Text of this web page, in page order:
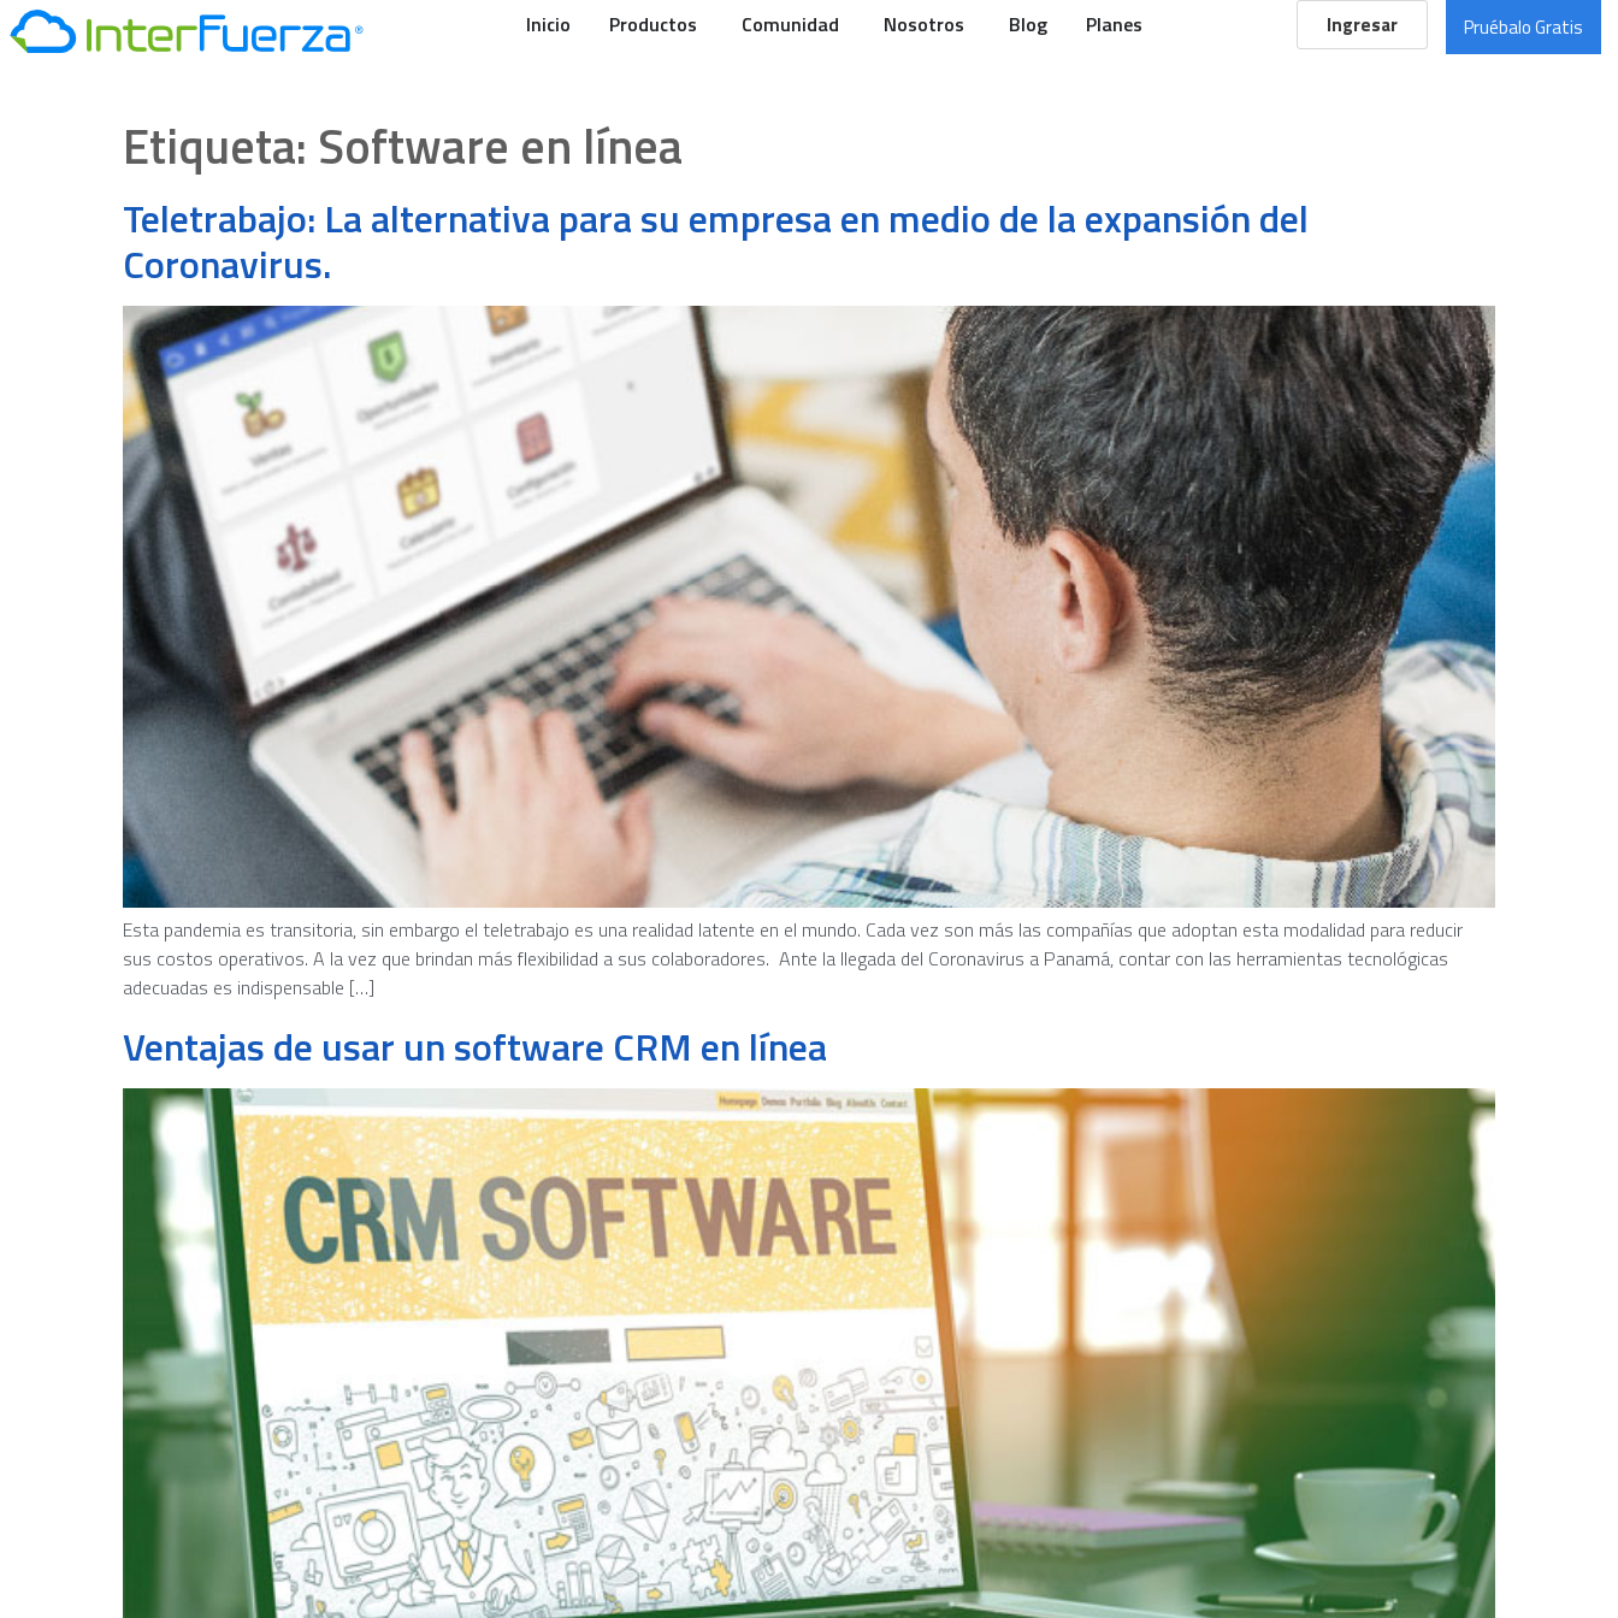
Inicio Productos Comunidad Nosotros Blog Planes Ingresar Pruébalo Gratis
Etiqueta: Software en línea
Teletrabajo: La alternativa para su empresa en medio de la expansión del
Coronavirus.
Esta pandemia es transitoria, sin embargo el teletrabajo es una realidad latente en el mundo. Cada vez son más las compañías que adoptan esta modalidad para reducir
sus costos operativos. A la vez que brindan más flexibilidad a sus colaboradores. Ante la llegada del Coronavirus a Panamá, contar con las herramientas tecnológicas
adecuadas es indispensable […]
Ventajas de usar un software CRM en línea